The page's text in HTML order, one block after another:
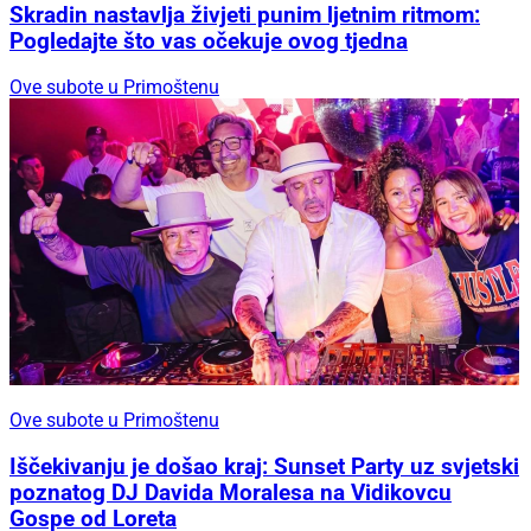
Skradin nastavlja živjeti punim ljetnim ritmom:
Pogledajte što vas očekuje ovog tjedna
Ove subote u Primoštenu
Ove subote u Primoštenu
Iščekivanju je došao kraj: Sunset Party uz svjetski
poznatog DJ Davida Moralesa na Vidikovcu
Gospe od Loreta